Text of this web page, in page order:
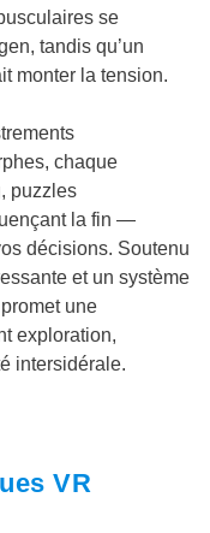
se
tandis qu’un
monter la tension.
chaque
puzzles
la fin —
décisions. Soutenu
et un système
une
exploration,
intersidérale.
VR